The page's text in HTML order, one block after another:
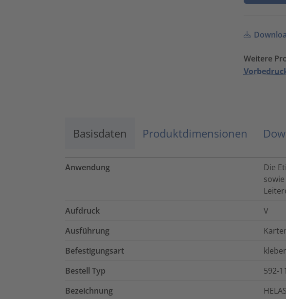
Weitere
Basisdaten Produktdimensionen
Anwendung
Die
Aufdruck
V
Ausführung
Befestigungsart
Bestell Typ
592-
Bezeichnung